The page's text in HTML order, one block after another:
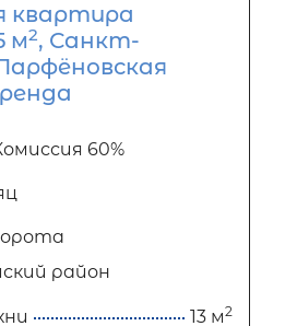
квартира
м2, Санкт-
60%
район
13 м2